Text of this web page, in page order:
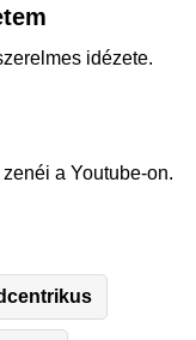
idézete.
a Youtube-on.